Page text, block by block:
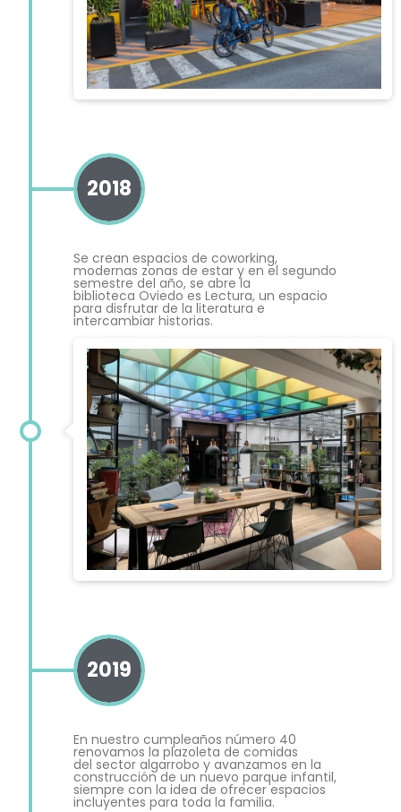
2018
Se crean espacios de coworking,
modernas zonas de estar y en el segundo
semestre del año, se abre la
biblioteca Oviedo es Lectura, un espacio
para disfrutar de la literatura e
intercambiar historias.
2019
En nuestro cumpleaños número 40
renovamos la plazoleta de comidas
del sector algarrobo y avanzamos en la
construcción de un nuevo parque infantil,
siempre con la idea de ofrecer espacios
incluyentes para toda la familia.